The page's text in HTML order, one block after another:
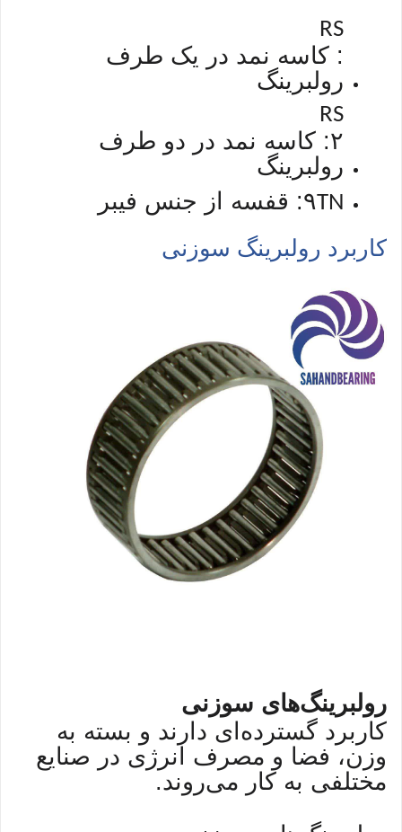
RS
: کاسه نمد در یک طرف
رولبرینگ
RS
۲: کاسه نمد در دو طرف
رولبرینگ
TN۹: قفسه از جنس فیبر
کاربرد رولبرینگ سوزنی
رولبرینگ‌های سوزنی
کاربرد گسترده‌ای دارند و بسته به
وزن، فضا و مصرف انرژی در صنایع
مختلفی به کار می‌روند.